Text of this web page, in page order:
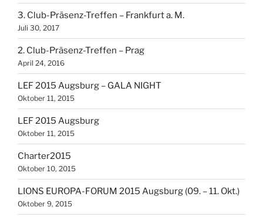
3. Club-Präsenz-Treffen – Frankfurt a. M.
Juli 30, 2017
2. Club-Präsenz-Treffen – Prag
April 24, 2016
LEF 2015 Augsburg – GALA NIGHT
Oktober 11, 2015
LEF 2015 Augsburg
Oktober 11, 2015
Charter2015
Oktober 10, 2015
LIONS EUROPA-FORUM 2015 Augsburg (09. – 11. Okt.)
Oktober 9, 2015